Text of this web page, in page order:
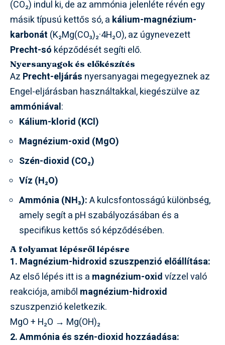
(CO₂) indul ki, de az ammónia jelenléte révén egy
másik típusú kettős só, a kálium-magnézium-
karbonát (K₂Mg(CO₃)₂·4H₂O), az úgynevezett
Precht-só képződését segíti elő.
Nyersanyagok és előkészítés
Az Precht-eljárás nyersanyagai megegyeznek az
Engel-eljárásban használtakkal, kiegészülve az
ammóniával:
Kálium-klorid (KCl)
Magnézium-oxid (MgO)
Szén-dioxid (CO₂)
Víz (H₂O)
Ammónia (NH₃):A kulcsfontosságú különbség,
amely segít a pH szabályozásában és a
specifikus kettős só képződésében.
A folyamat lépésről lépésre
1. Magnézium-hidroxid szuszpenzió előállítása:
Az első lépés itt is a magnézium-oxidvízzel való
reakciója, amiből magnézium-hidroxid
szuszpenzió keletkezik.
MgO + H₂O → Mg(OH)₂
2. Ammónia és szén-dioxid hozzáadása: